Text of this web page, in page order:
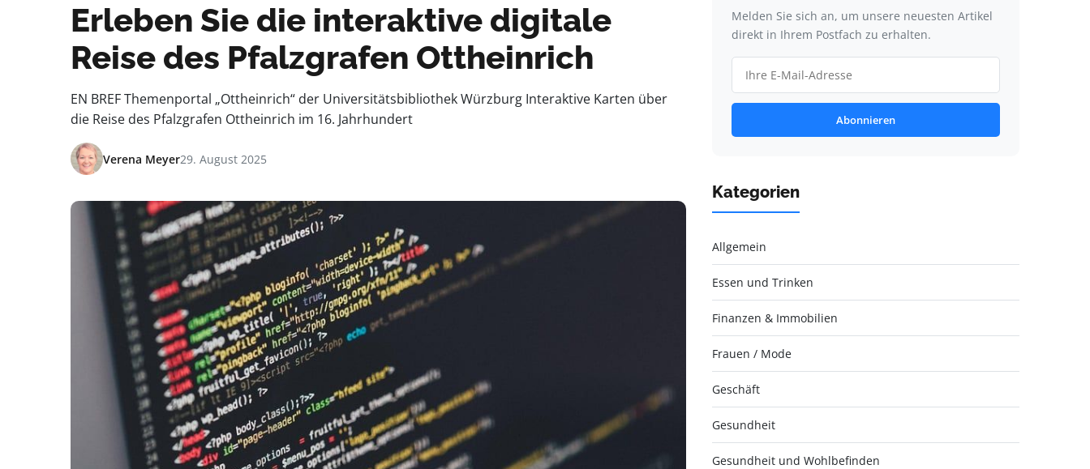
Erleben Sie die interaktive digitale
Reise des Pfalzgrafen Ottheinrich
EN BREF Themenportal „Ottheinrich“ der Universitätsbibliothek Würzburg Interaktive Karten über
die Reise des Pfalzgrafen Ottheinrich im 16. Jahrhundert
Verena Meyer29. August 2025
Melden Sie sich an, um unsere neuesten Artikel
direkt in Ihrem Postfach zu erhalten.
Abonnieren
Kategorien
Allgemein
Essen und Trinken
Finanzen & Immobilien
Frauen / Mode
Geschäft
Gesundheit
Gesundheit und Wohlbefinden